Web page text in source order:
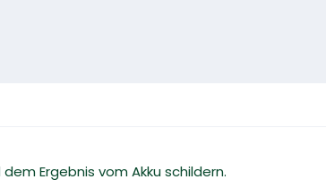
Ergebnis vom Akku schildern.